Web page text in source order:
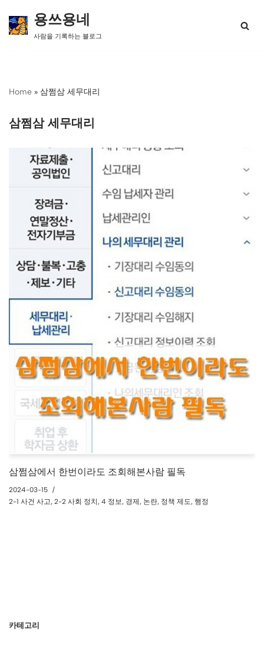
콘
너
용쓰용네
사람을 기록하는 블로그
Home » 삼쩜삼 세무대리
삼쩜삼 세무대리
삼쩜삼에서 한번이라도 조회해본사람 필독
2024-03-15
2-1 사건 사고, 2-2 사회 정치, 4 정보, 경제, 논란, 정책 제도, 행정
카테고리